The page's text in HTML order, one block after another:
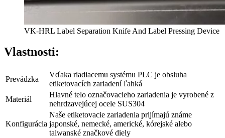
VK-HRL Label Separation Knife And Label Pressing Device
Vlastnosti:
Prevádzka
Vďaka riadiacemu systému PLC je obsluha
etiketovacích zariadení ľahká
Materiál
Hlavné telo označovacieho zariadenia je vyrobené z
nehrdzavejúcej ocele SUS304
Konfigurácia
Naše etiketovacie zariadenia prijímajú známe
japonské, nemecké, americké, kórejské alebo
taiwanské značkové diely